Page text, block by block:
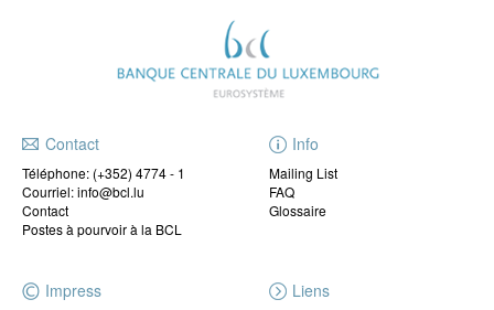
Contact
Téléphone: (+352) 4774 - 1
Courriel: info@bcl.lu
Contact
Postes à pourvoir à la BCL
Info
Mailing List
FAQ
Glossaire
Impress Liens